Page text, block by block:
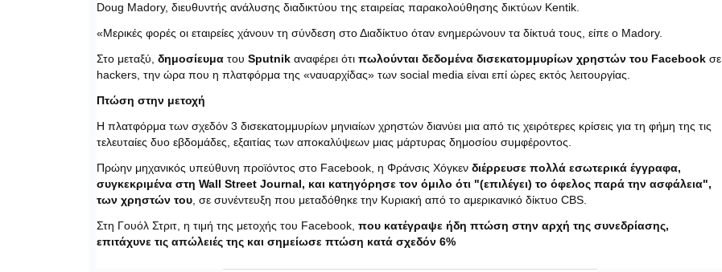
Doug Madory, διευθυντής ανάλυσης διαδικτύου της εταιρείας παρακολούθησης δικτύων Kentik.
«Μερικές φορές οι εταιρείες χάνουν τη σύνδεση στο Διαδίκτυο όταν ενημερώνουν τα δίκτυά τους, είπε ο Madory.
Στο μεταξύ, δημοσίευμα του Sputnikαναφέρει ότι πωλούνται δεδομένα δισεκατομμυρίων χρηστών του Facebookσε
hackers, την ώρα που η πλατφόρμα της «ναυαρχίδας» των social media είναι επί ώρες εκτός λειτουργίας.
Πτώση στην μετοχή
H πλατφόρμα των σχεδόν 3 δισεκατομμυρίων μηνιαίων χρηστών διανύει μια από τις χειρότερες κρίσεις για τη φήμη της τις
τελευταίες δυο εβδομάδες, εξαιτίας των αποκαλύψεων μιας μάρτυρας δημοσίου συμφέροντος.
Πρώην μηχανικός υπεύθυνη προϊόντος στο Facebook, η Φράνσις Χόγκεν διέρρευσε πολλά εσωτερικά έγγραφα,
συγκεκριμένα στη Wall Street Journal, και κατηγόρησε τον όμιλο ότι "(επιλέγει) το όφελος παρά την ασφάλεια",
των χρηστών του, σε συνέντευξη που μεταδόθηκε την Κυριακή από το αμερικανικό δίκτυο CBS.
Στη Γουόλ Στριτ, η τιμή της μετοχής του Facebook, που κατέγραψε ήδη πτώση στην αρχή της συνεδρίασης,
επιτάχυνε τις απώλειές της και σημείωσε πτώση κατά σχεδόν 6%